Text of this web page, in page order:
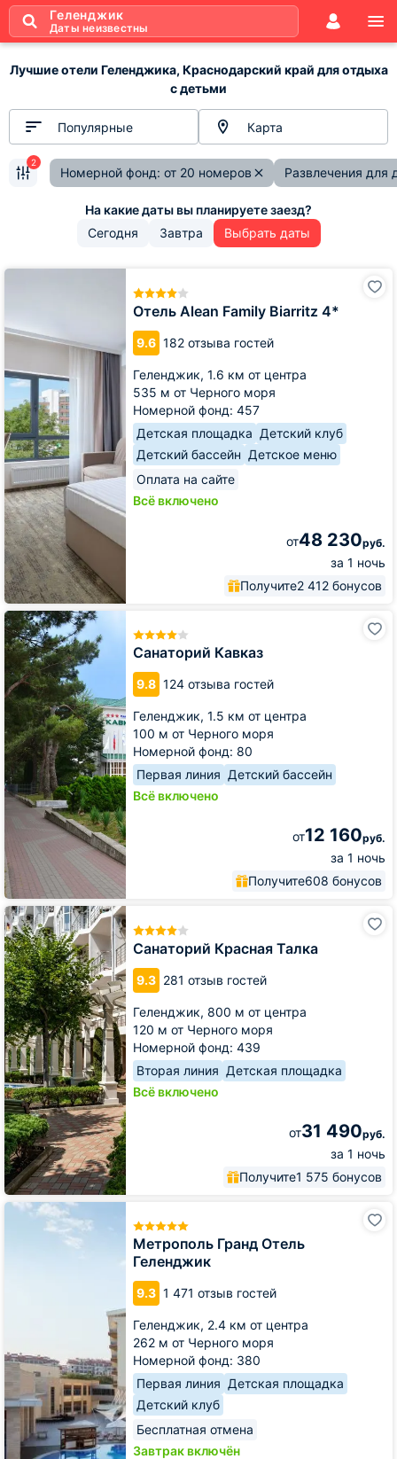
Геленджик
Даты неизвестны
Лучшие отели Геленджика, Краснодарский край для отдыха
с детьми
Популярные Карта
Номерной фонд: от 20 номеров Развлечения для
2
Сегодня Завтра Выбрать даты
Отель Alean Family Biarritz 4*
9.6 182 отзыва гостей
Геленджик, 1.6 км от центра
535 м от Черного моря
Номерной фонд: 457
Детская площадка Детский клуб
Детский бассейн Детское меню
Оплата на сайте
Всё включено
от48 230руб.
за 1 ночь
Получите2 412 бонусов
Отель
4*
Санаторий Кавказ
9.8 124 отзыва гостей
Геленджик, 1.5 км от центра
100 м от Черного моря
Номерной фонд: 80
Первая линия Детский бассейн
Всё включено
от12 160руб.
за 1 ночь
Получите608 бонусов
Санаторий
Кавказ
Санаторий Красная Талка
9.3 281 отзыв гостей
Геленджик, 800 м от центра
120 м от Черного моря
Номерной фонд: 439
Вторая линия Детская площадка
Всё включено
от31 490руб.
за 1 ночь
Получите1 575 бонусов
Санаторий
Красная
Талка
Метрополь Гранд Отель
Геленджик
9.3 1 471 отзыв гостей
Геленджик, 2.4 км от центра
262 м от Черного моря
Номерной фонд: 380
Первая линия Детская площадка
Детский клуб
Бесплатная отмена
Завтрак включён
Метрополь